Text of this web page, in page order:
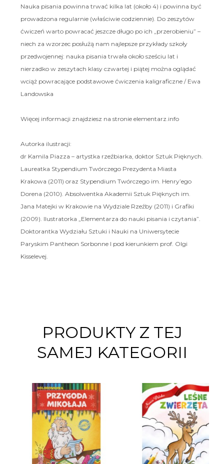
Nauka pisania powinna trwać kilka lat (około 4) i powinna być
prowadzona regularnie (właściwie codziennie). Do zeszytów
ćwiczeń warto powracać jeszcze długo po ich „przerobieniu” –
niech za wzorzec posłużą nam najlepsze przykłady szkoły
przedwojennej: nauka pisania trwała około sześciu lat i
nierzadko w zeszytach klasy czwartej i piątej można oglądać
wciąż powracające podstawowe ćwiczenia kaligraficzne / Ewa
Landowska
Więcej informacji znajdziesz na stronie elementarz.info
Autorka ilustracji:
dr Kamila Piazza – artystka rzeźbiarka, doktor Sztuk Pięknych.
Laureatka Stypendium Twórczego Prezydenta Miasta
Krakowa (2011) oraz Stypendium Twórczego im. Henry’ego
Dorena (2010). Absolwentka Akademii Sztuk Pięknych im.
Jana Matejki w Krakowie na Wydziale Rzeźby (2011) i Grafiki
(2009). Ilustratorka „Elementarza do nauki pisania i czytania”.
Doktorantka Wydziału Sztuki i Nauki na Uniwersytecie
Paryskim Pantheon Sorbonne I pod kierunkiem prof. Olgi
Kisselevej.
PRODUKTY Z TEJ
SAMEJ KATEGORII